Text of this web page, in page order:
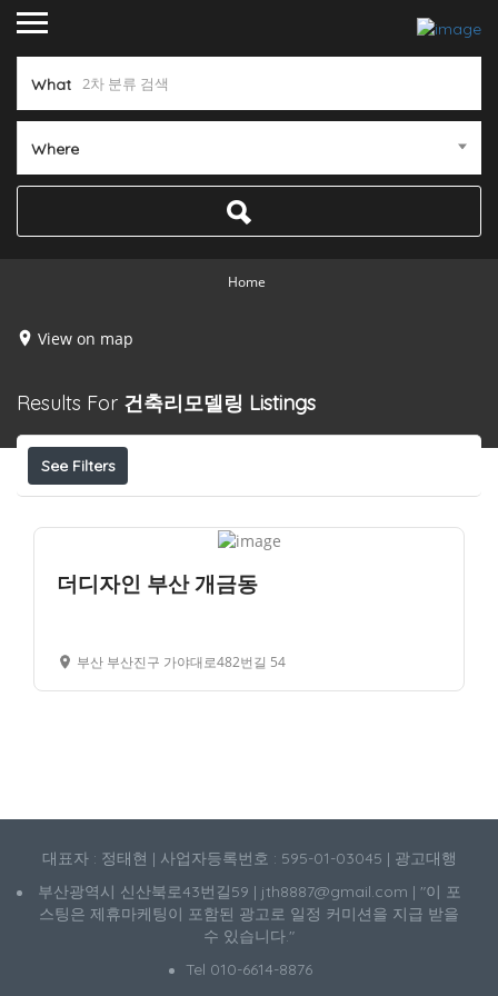
What
Where
Home
View on map
Results For 건축리모델링 Listings
See Filters
더디자인 부산 개금동
부산 부산진구 가야대로482번길 54
대표자 : 정태현 | 사업자등록번호 : 595-01-03045 | 광고대행
부산광역시 신산북로43번길59 | jth8887@gmail.com | "이 포
스팅은 제휴마케팅이 포함된 광고로 일정 커미션을 지급 받을
수 있습니다."
Tel 010-6614-8876